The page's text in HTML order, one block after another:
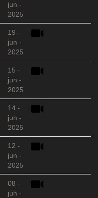
jun -
2025
19 -
jun -
2025
15 -
jun -
2025
14 -
jun -
2025
12 -
jun -
2025
08 -
jun -